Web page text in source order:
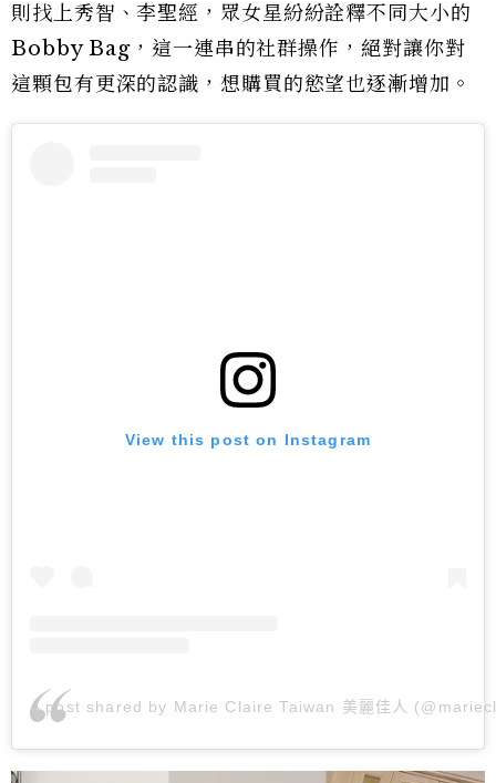
則找上秀智、李聖經，眾女星紛紛詮釋不同大小的
Bobby Bag，這一連串的社群操作，絕對讓你對
這顆包有更深的認識，想購買的慾望也逐漸增加。
View this post on Instagram
A post shared by Marie Claire Taiwan 美麗佳人